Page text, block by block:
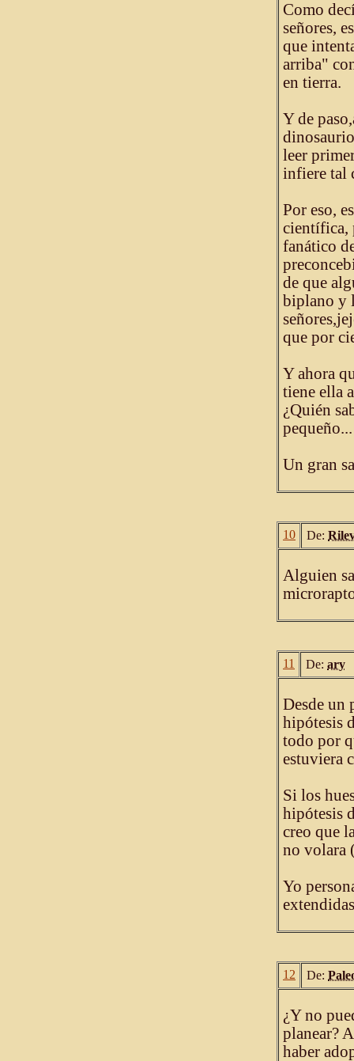
Como
señores,
que
arriba"
en tierra.
Y de
leer
infiere tal
Por eso,
científica,
fanático
de que
biplano y
que por
Y ahora
tiene ella
¿Quién
pequeño...
Un gran
10 De:
Alguien
11 De: ary
Desde un
hipótesis
todo por
estuviera
Si los
hipótesis
creo que
no volara
Yo
12 De:
¿Y no
planear?
haber